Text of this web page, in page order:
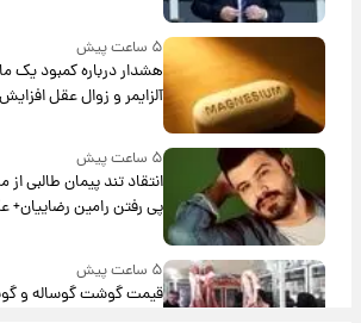
۵ ساعت پیش
هشدار درباره کمبود یک
آلزایمر و زوال عقل
۵ ساعت پیش
انتقاد تند پیمان طالبی
پی رفتن رامین
۵ ساعت پیش